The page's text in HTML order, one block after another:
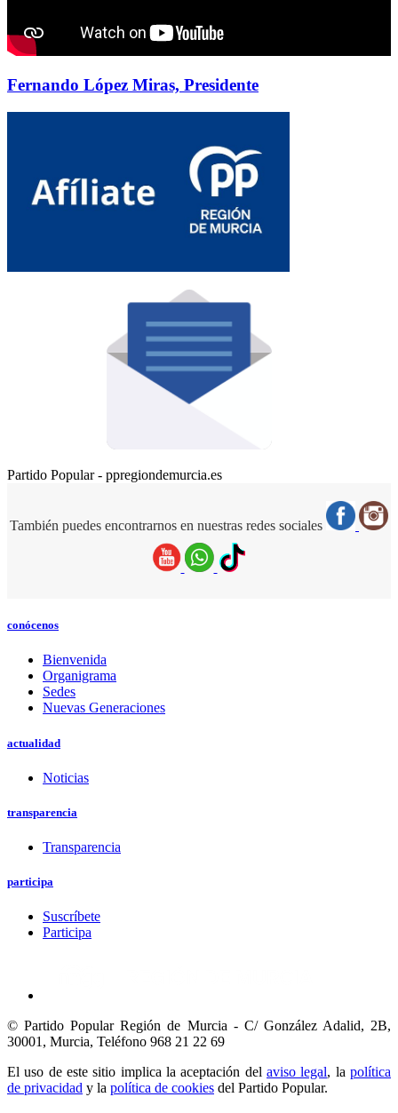
Fernando López Miras, Presidente
Partido Popular - ppregiondemurcia.es
También puedes encontrarnos en nuestras redes sociales
conócenos
Bienvenida
Organigrama
Sedes
Nuevas Generaciones
actualidad
Noticias
transparencia
Transparencia
participa
Suscríbete
Participa
© Partido Popular Región de Murcia - C/ González Adalid, 2B,
30001, Murcia, Teléfono 968 21 22 69
El uso de este sitio implica la aceptación del aviso legal, lapolítica
de privacidad y la política de cookies del Partido Popular.